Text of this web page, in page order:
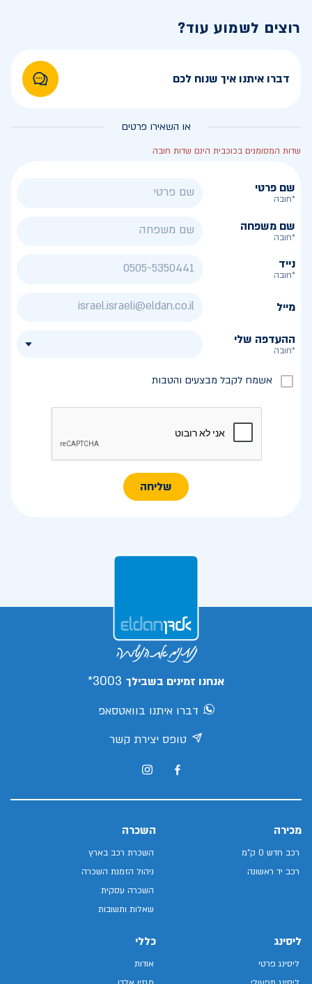
רוצים לשמוע עוד?
דברו איתנו איך שנוח לכם
או השאירו פרטים
שדות המסומנים בכוכבית הינם שדות חובה
שם פרטי
*חובה
שם משפחה
*חובה
נייד
*חובה
מייל
ההעדפה שלי
*חובה
אשמח לקבל מבצעים והטבות
שליחה
אנחנו זמינים בשבילך 3003*
דברו איתנו בוואטסאפ
טופס יצירת קשר
מכירה
רכב חדש 0 ק"מ
רכב יד ראשונה
השכרה
השכרת רכב בארץ
ניהול הזמנת השכרה
השכרה עסקית
שאלות ותשובות
ליסינג
ליסינג פרטי
כללי
אודות